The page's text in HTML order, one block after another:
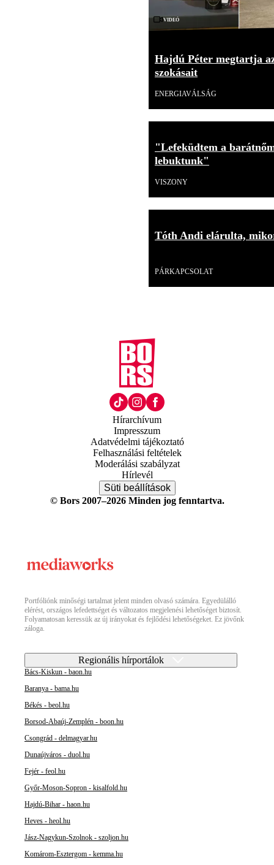
Videó
Hajdú Péter megtartja
szokásait
ENERGIAVÁLSÁG
"Lefeküdtem a
lebuktunk"
VISZONY
Tóth Andi elárulta,
PÁRKAPCSOLAT
Hírarchívum
Impresszum
Adatvédelmi tájékoztató
Felhasználási feltételek
Moderálási szabályzat
Hírlevél
Süti beállítások
© Bors 2007–2026 Minden jog fenntartva.
Portfóliónk minőségi tartalmat jelent minden olvasó számára. Egyedülálló
elérést, országos lefedettséget és változatos megjelenési lehetőséget biztosít.
Folyamatosan keressük az új irányokat és fejlődési lehetőségeket. Ez jövőnk
záloga.
Regionális hírportálok
Bács-Kiskun - baon.hu
Baranya - bama.hu
Békés - beol.hu
Borsod-Abaúj-Zemplén - boon.hu
Csongrád - delmagyar.hu
Dunaújváros - duol.hu
Fejér - feol.hu
Győr-Moson-Sopron - kisalfold.hu
Hajdú-Bihar - haon.hu
Heves - heol.hu
Jász-Nagykun-Szolnok - szoljon.hu
Komárom-Esztergom - kemma.hu